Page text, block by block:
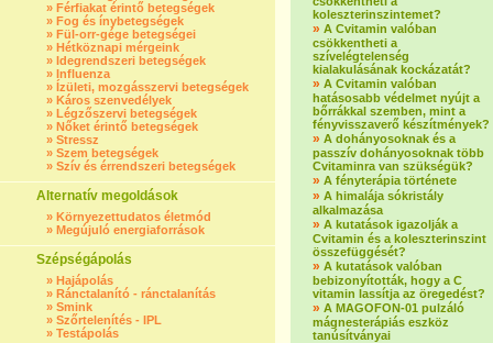
» Férfiakat érintő betegségek
» Fog és ínybetegségek
» Fül-orr-gége betegségei
» Hétköznapi mérgeink
» Idegrendszeri betegségek
» Influenza
» Ízületi, mozgásszervi betegségek
» Káros szenvedélyek
» Légzőszervi betegségek
» Nőket érintő betegségek
» Stressz
» Szem betegségek
» Szív és érrendszeri betegségek
Alternatív megoldások
» Környezettudatos életmód
» Megújuló energiaforrások
Szépségápolás
» Hajápolás
» Ránctalanító - ránctalanítás
» Smink
» Szőrtelenítés - IPL
» Testápolás
koleszterinszintemet?
» A Cvitamin valóban
csökkentheti a
szívelégtelenség
kialakulásának kockázatát?
» A Cvitamin valóban
hatásosabb védelmet nyújt a
bőrrákkal szemben, mint a
fényvisszaverő készítmények?
» A dohányosoknak és a
passzív dohányosoknak több
Cvitaminra van szükségük?
» A fényterápia története
» A himalája sókristály
alkalmazása
» A kutatások igazolják a
Cvitamin és a koleszterinszint
összefüggését?
» A kutatások valóban
bebizonyították, hogy a C
vitamin lassítja az öregedést?
» A MAGOFON-01 pulzáló
mágnesterápiás eszköz
tanúsítványai